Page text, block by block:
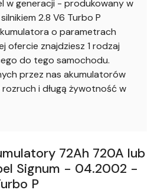
w generacji - produkowany w
2.8 V6 Turbo P
o parametrach
ofercie znajdziesz 1 rodzaj
do tego samochodu.
przez nas akumulatorów
i długą żywotność w
72Ah 720A lub
Signum - 04.2002 -
P